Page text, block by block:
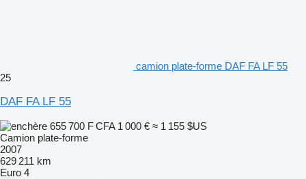
camion plate-forme DAF FA LF 55
25
DAF FA LF 55
655 700 F CFA 1 000 € ≈ 1 155 $US
Camion plate-forme
2007
629 211 km
Euro 4